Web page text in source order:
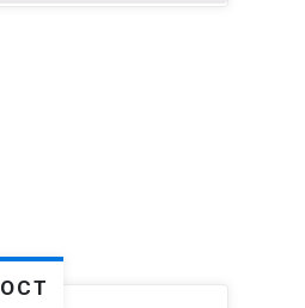
OCT